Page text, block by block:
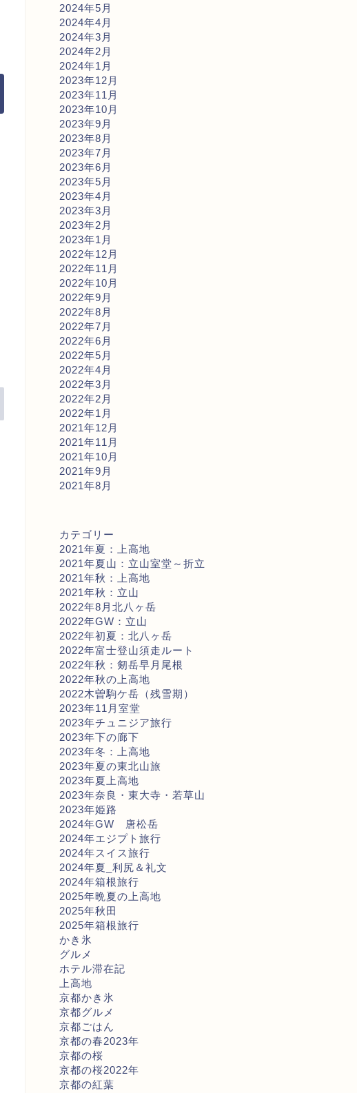
2024年5月
2024年4月
2024年3月
2024年2月
2024年1月
2023年12月
2023年11月
2023年10月
2023年9月
2023年8月
2023年7月
2023年6月
2023年5月
2023年4月
2023年3月
2023年2月
2023年1月
2022年12月
2022年11月
2022年10月
2022年9月
2022年8月
2022年7月
2022年6月
2022年5月
2022年4月
2022年3月
2022年2月
2022年1月
2021年12月
2021年11月
2021年10月
2021年9月
2021年8月
カテゴリー
2021年夏：上高地
2021年夏山：立山室堂～折立
2021年秋：上高地
2021年秋：立山
2022年8月北八ヶ岳
2022年GW：立山
2022年初夏：北八ヶ岳
2022年富士登山須走ルート
2022年秋：剱岳早月尾根
2022年秋の上高地
2022木曽駒ケ岳（残雪期）
2023年11月室堂
2023年チュニジア旅行
2023年下の廊下
2023年冬：上高地
2023年夏の東北山旅
2023年夏上高地
2023年奈良・東大寺・若草山
2023年姫路
2024年GW 唐松岳
2024年エジプト旅行
2024年スイス旅行
2024年夏_利尻＆礼文
2024年箱根旅行
2025年晩夏の上高地
2025年秋田
2025年箱根旅行
かき氷
グルメ
ホテル滞在記
上高地
京都かき氷
京都グルメ
京都ごはん
京都の春2023年
京都の桜
京都の桜2022年
京都の紅葉